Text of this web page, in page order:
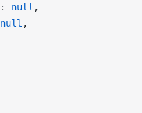
: null ,
null ,